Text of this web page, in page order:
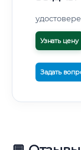
Узнать цену
Задать